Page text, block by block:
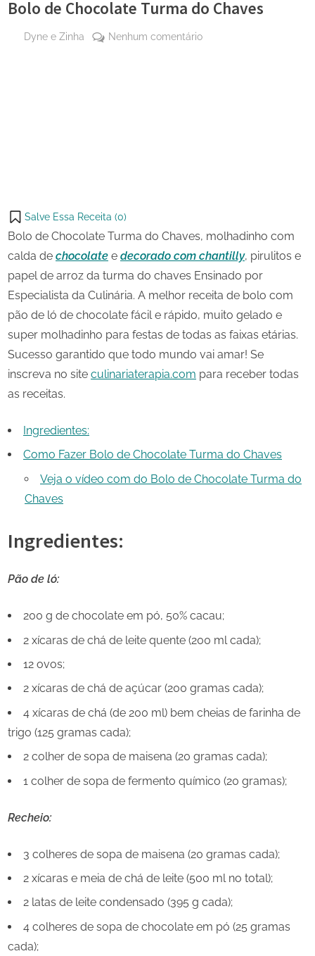
Bolo de Chocolate Turma do Chaves
By
Dyne e Zinha Nenhum comentárioem
on
X
Salve Essa Receita (0)
Bolo de Chocolate Turma do Chaves, molhadinho com
calda de chocolate e decorado com chantilly, pirulitos e
papel de arroz da turma do chaves Ensinado por
Especialista da Culinária. A melhor receita de bolo com
pão de ló de chocolate fácil e rápido, muito gelado e
super molhadinho para festas de todas as faixas etárias.
Sucesso garantido que todo mundo vai amar! Se
inscreva no site culinariaterapia.com para receber todas
as receitas.
Ingredientes:
Como Fazer Bolo de Chocolate Turma do Chaves
Veja o vídeo com do Bolo de Chocolate Turma do
Chaves
Ingredientes:
Pão de ló:
200 g de chocolate em pó, 50% cacau;
2 xícaras de chá de leite quente (200 ml cada);
12 ovos;
2 xícaras de chá de açúcar (200 gramas cada);
4 xícaras de chá (de 200 ml) bem cheias de farinha de
trigo (125 gramas cada);
2 colher de sopa de maisena (20 gramas cada);
1 colher de sopa de fermento químico (20 gramas);
Recheio:
3 colheres de sopa de maisena (20 gramas cada);
2 xícaras e meia de chá de leite (500 ml no total);
2 latas de leite condensado (395 g cada);
4 colheres de sopa de chocolate em pó (25 gramas
cada);